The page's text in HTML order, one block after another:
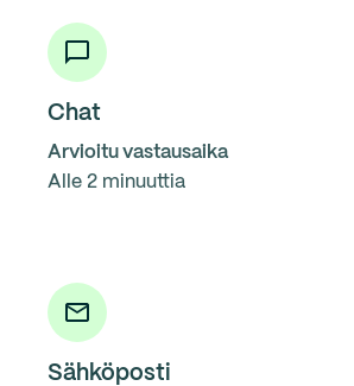
Chat
Arvioitu vastausaika
Alle 2 minuuttia
Sähköposti